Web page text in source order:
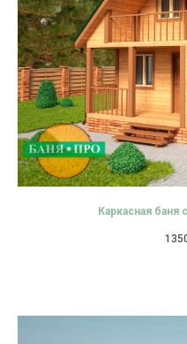
Каркасная баня